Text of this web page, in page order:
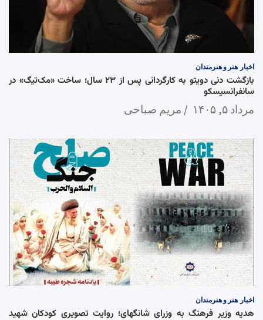
اخبار هنر و هنرمندان
بازگشت دنی دویتو به کارگردانی پس از ۲۳ سال؛ ساخت «مک‌تیگ» در
سانفرانسیسکو
مرداد ۵, ۱۴۰۵ مریم صباحی
اخبار هنر و هنرمندان
هدیه وزیر فرهنگ به وزرای شانگهای؛ روایت تصویری کودکان شهید